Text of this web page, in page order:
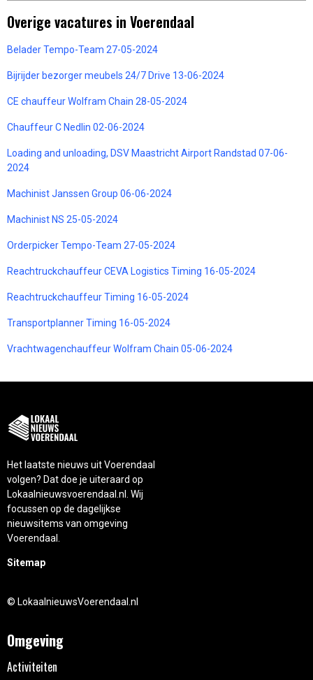
Overige vacatures in Voerendaal
Belader Tempo-Team 27-05-2024
Bijrijder bezorger meubels 24/7 Drive 13-06-2024
CE chauffeur Wolfram Chain 28-05-2024
Chauffeur C Nedlin 02-06-2024
Loading and unloading, DSV Maastricht Airport Randstad 07-06-
2024
Machinist Janssen Group 06-06-2024
Machinist NS 25-05-2024
Orderpicker Tempo-Team 27-05-2024
Reachtruckchauffeur CEVA Logistics Timing 16-05-2024
Reachtruckchauffeur Timing 16-05-2024
Transportplanner Timing 16-05-2024
Vrachtwagenchauffeur Wolfram Chain 05-06-2024
Het laatste nieuws uit Voerendaal
volgen? Dat doe je uiteraard op
Lokaalnieuwsvoerendaal.nl. Wij
focussen op de dagelijkse
nieuwsitems van omgeving
Voerendaal.
Sitemap
© LokaalnieuwsVoerendaal.nl
Omgeving
Activiteiten